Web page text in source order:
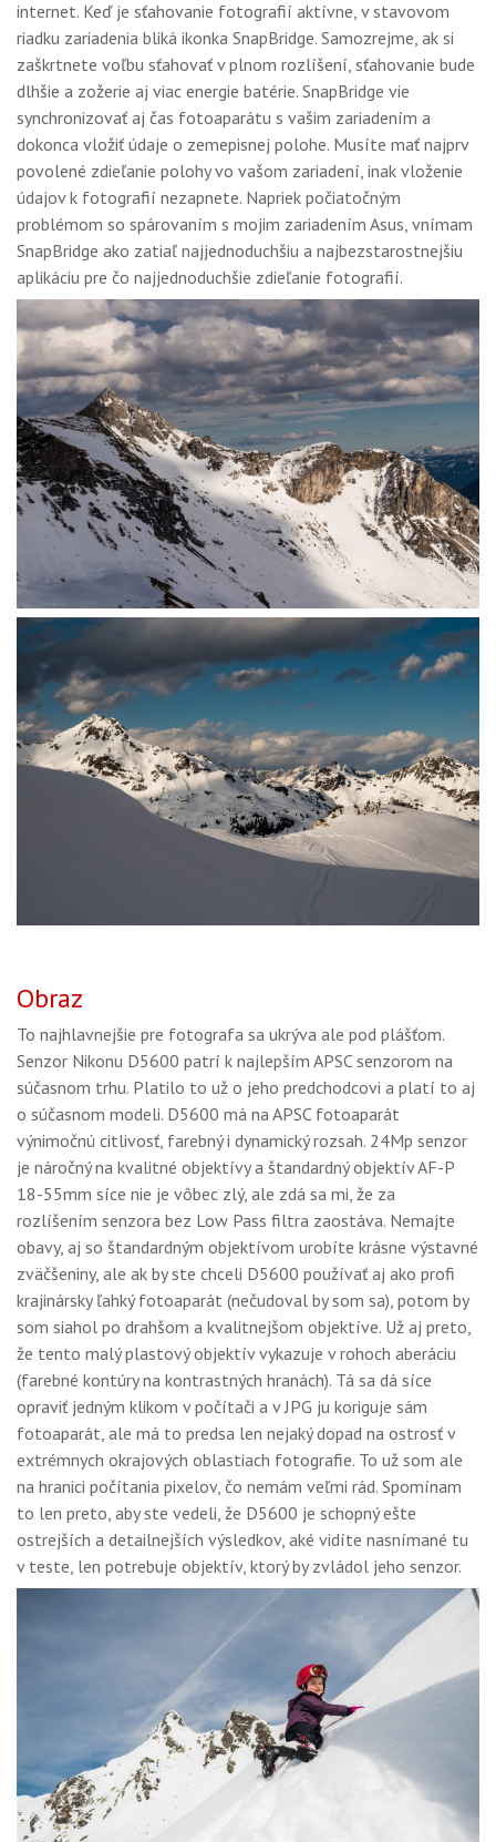
internet. Keď je sťahovanie fotografií aktívne, v stavovom
riadku zariadenia bliká ikonka SnapBridge. Samozrejme, ak si
zaškrtnete voľbu sťahovať v plnom rozlíšení, sťahovanie bude
dlhšie a zožerie aj viac energie batérie. SnapBridge vie
synchronizovať aj čas fotoaparátu s vašim zariadením a
dokonca vložiť údaje o zemepisnej polohe. Musíte mať najprv
povolené zdieľanie polohy vo vašom zariadení, inak vloženie
údajov k fotografií nezapnete. Napriek počiatočným
problémom so spárovaním s mojim zariadením Asus, vnímam
SnapBridge ako zatiaľ najjednoduchšiu a najbezstarostnejšiu
aplikáciu pre čo najjednoduchšie zdieľanie fotografií.
Obraz
To najhlavnejšie pre fotografa sa ukrýva ale pod plášťom.
Senzor Nikonu D5600 patrí k najlepším APSC senzorom na
súčasnom trhu. Platilo to už o jeho predchodcovi a platí to aj
o súčasnom modeli. D5600 má na APSC fotoaparát
výnimočnú citlivosť, farebný i dynamický rozsah. 24Mp senzor
je náročný na kvalitné objektívy a štandardný objektív AF-P
18-55mm síce nie je vôbec zlý, ale zdá sa mi, že za
rozlíšením senzora bez Low Pass filtra zaostáva. Nemajte
obavy, aj so štandardným objektívom urobíte krásne výstavné
zväčšeniny, ale ak by ste chceli D5600 používať aj ako profi
krajinársky ľahký fotoaparát (nečudoval by som sa), potom by
som siahol po drahšom a kvalitnejšom objektíve. Už aj preto,
že tento malý plastový objektív vykazuje v rohoch aberáciu
(farebné kontúry na kontrastných hranách). Tá sa dá síce
opraviť jedným klikom v počítači a v JPG ju koriguje sám
fotoaparát, ale má to predsa len nejaký dopad na ostrosť v
extrémnych okrajových oblastiach fotografie. To už som ale
na hranici počítania pixelov, čo nemám veľmi rád. Spomínam
to len preto, aby ste vedeli, že D5600 je schopný ešte
ostrejších a detailnejších výsledkov, aké vidíte nasnímané tu
v teste, len potrebuje objektív, ktorý by zvládol jeho senzor.